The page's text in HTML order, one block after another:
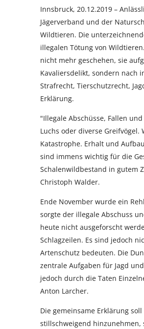
Innsbruck, 20.12.2019 –
Jägerverband und der
Wildtieren. Die
illegalen Tötung von
nicht mehr geschehen, sie
Kavaliersdelikt, sondern nach
Strafrecht, Tierschutzrecht,
Erklärung.
"Illegale Abschüsse, Fallen
Luchs oder diverse
Katastrophe. Erhalt und
sind immens wichtig für die
Schalenwildbestand in gutem
Christoph Walder.
Ende November wurde ein
sorgte der illegale Abschuss
heute nicht ausgeforscht
Schlagzeilen. Es sind jedoch
Artenschutz bedeuten. Die
zentrale Aufgaben für Jagd
jedoch durch die Taten
Anton Larcher.
Die gemeinsame Erklärung
stillschweigend hinzunehmen,